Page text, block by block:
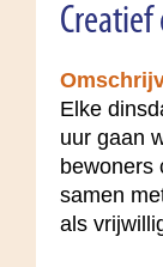
Creatief
Elke
uur gaan
bewoners
samen
als